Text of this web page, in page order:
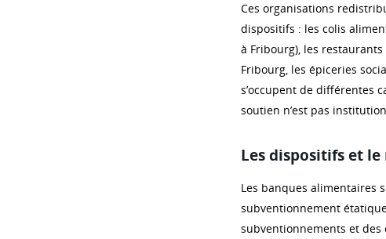
Ces organisations
dispositifs : les colis
à Fribourg), les
Fribourg, les épiceries
s’occupent de différentes
soutien n’est pas
Les dispositifs et le
Les banques alimentaires
subventionnement
subventionnements et des